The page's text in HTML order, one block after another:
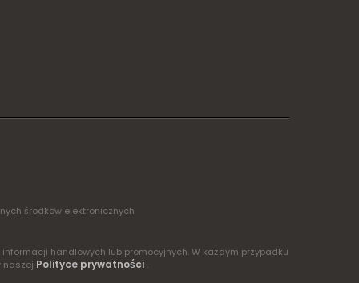
środków elektronicznych
handlowych lub promocyjnych. W każdym przypadku
naszej Polityce prywatności .